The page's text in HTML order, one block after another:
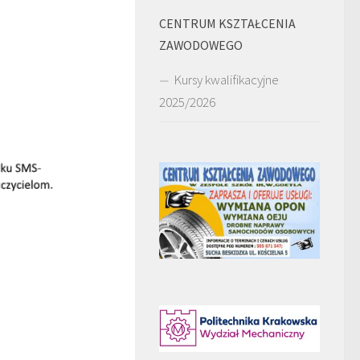
CENTRUM KSZTAŁCENIA
ZAWODOWEGO
Kursy kwalifikacyjne
2025/2026